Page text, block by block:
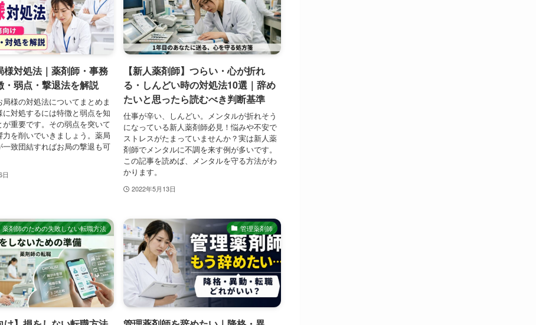
様対処法｜薬剤師・事務
・弱点・撃退法を解説
様の対処法についてまとめま
に対処するには特徴と弱点を知
が重要です。その弱点を突いて
力を削いでいきましょう。薬局
一致団結すればお局の撃退も可
日
【新人薬剤師】つらい・心が折れ
る・しんどい時の対処法10選｜辞め
たいと思ったら読むべき判断基準
仕事が辛い、しんどい。メンタルが折れそう
になっている新人薬剤師必見！悩みや不安で
ストレスがたまっていませんか？実は新人薬
剤師でメンタルに不調を来す例が多いです。
この記事を読めば、メンタルを守る方法がわ
かります。
2022年5月13日
薬剤師のための失敗しない転職方法 管理薬剤師